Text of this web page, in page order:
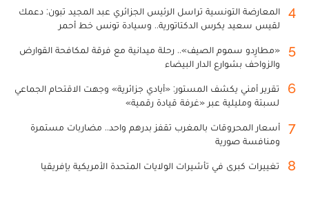
4
المعارضة التونسية تراسل الرئيس الجزائري عبد المجيد تبون: دعمك
لقيس سعيد يكرس الدكتاتورية.. وسيادة تونس خط أحمر
5
«مطارِدو سموم الصيف».. رحلة ميدانية مع فرقة لمكافحة القوارض
والزواحف بشوارع الدار البيضاء
6
تقرير أمني يكشف المستور: «أيادي جزائرية» وجهت الاقتحام الجماعي
لسبتة ومليلية عبر «غرفة قيادة رقمية»
7
أسعار المحروقات بالمغرب تقفز بدرهم واحد.. مضاربات مستمرة
ومنافسة صورية
8 تغييرات كبرى في تأشيرات الولايات المتحدة الأمريكية بإفريقيا